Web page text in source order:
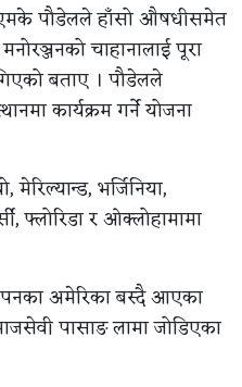
पौडेलले हाँसो औषधीसमेत
चाहानालाई पूरा
बताए । पौडेलले
कार्यक्रम गर्ने योजना
भर्जिनिया,
फ्लोरिडा र ओक्लोहामामा
अमेरिका बस्दै आएका
पासाङ लामा जोडिएका